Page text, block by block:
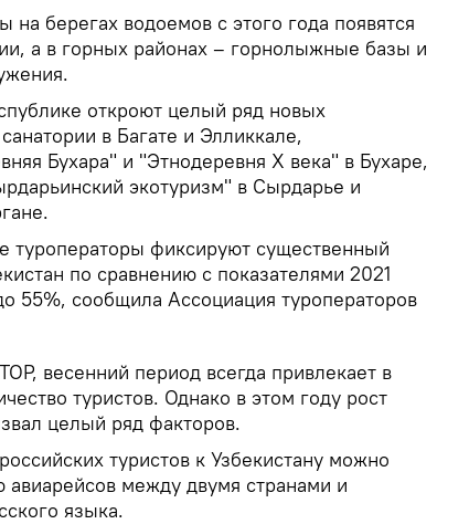
на берегах водоемов с этого года появятся
а в горных районах – горнолыжные базы и
откроют целый ряд новых
в Багате и Элликкале,
Бухара" и "Этнодеревня Х века" в Бухаре,
экотуризм" в Сырдарье и
туроператоры фиксируют существенный
по сравнению с показателями 2021
55%, сообщила Ассоциация туроператоров
весенний период всегда привлекает в
туристов. Однако в этом году рост
целый ряд факторов.
туристов к Узбекистану можно
авиарейсов между двумя странами и
языка.